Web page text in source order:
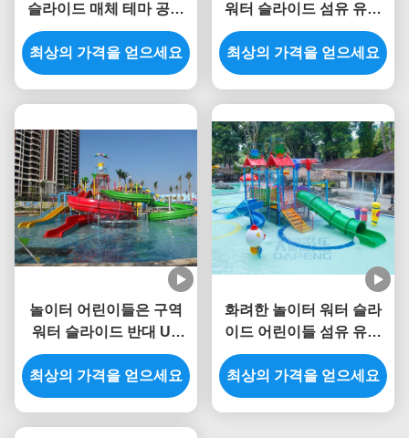
슬라이드 매체 테마 공원
연한 녹청색 타워
최상의 가격을 얻으세요
워터 슬라이드 섬유 유리
빅 워터 도약 집
최상의 가격을 얻으세요
놀이터 어린이들은 구역
워터 슬라이드 반대 UV
ISO TUV ROHS 인증을
튀깁니다
최상의 가격을 얻으세요
화려한 놀이터 워터 슬라
이드 어린이들 섬유 유리
수영장 슬라이드 로에스는
찬성했습니다
최상의 가격을 얻으세요